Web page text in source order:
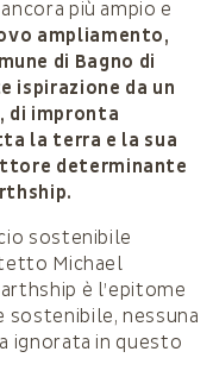
più ampio e
ampliamento,
di Bagno di
ispirazione da un
impronta
la terra e la sua
determinante
sostenibile
Michael
è l’epitome
nessuna
ignorata in questo